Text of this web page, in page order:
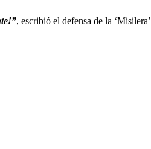
, escribió el defensa de la